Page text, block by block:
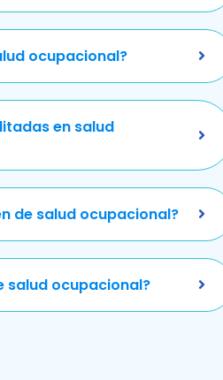
ocupacional?
en salud
de salud ocupacional?
salud ocupacional?